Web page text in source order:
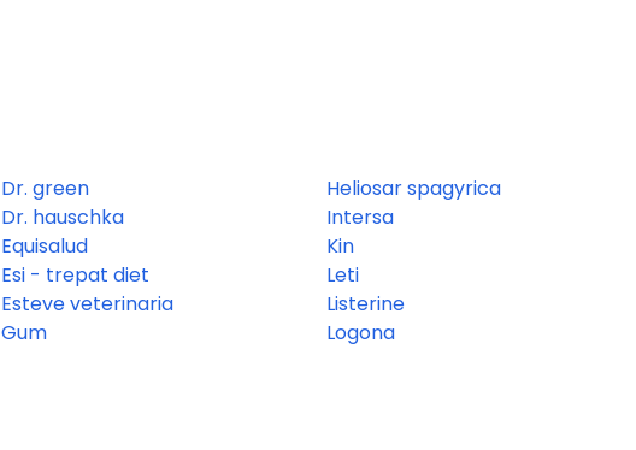
Dr. green
Dr. hauschka
Equisalud
Esi - trepat diet
Esteve veterinaria
Gum
Heliosar spagyrica
Intersa
Kin
Leti
Listerine
Logona